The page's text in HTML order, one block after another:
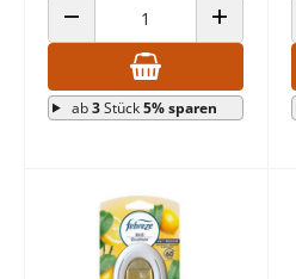
ANZAHL VERRINGERN ANZAHL
ab3Stück5% sparen